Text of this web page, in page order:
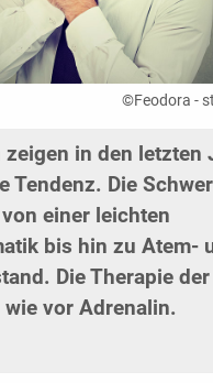
©Feodora -
in den letzten
Tendenz. Die
einer leichten
bis hin zu Atem-
Die Therapie
vor Adrenalin.